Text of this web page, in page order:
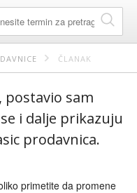
ČLANAK
postavio sam
i dalje prikazuju
prodavnica.
primetite da promene